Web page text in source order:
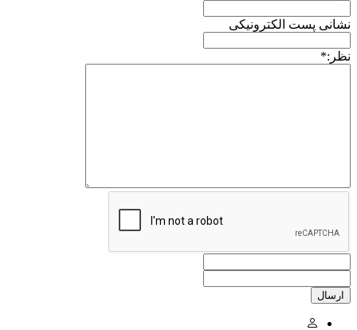
نشانی پست الکترونیکی
نظر:*
ارسال